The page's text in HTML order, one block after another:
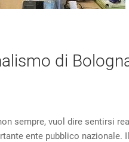
di
sempre, vuol dire sentirsi
ente pubblico nazionale.